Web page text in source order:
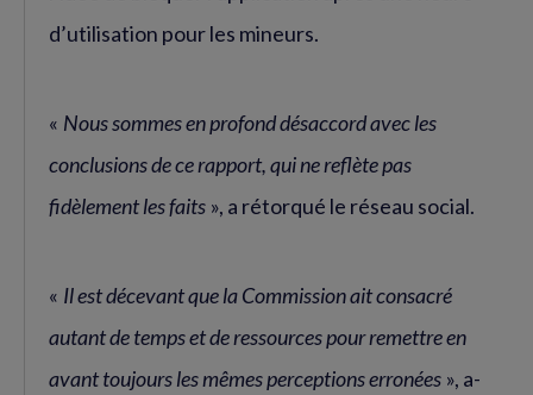
d’utilisation pour les mineurs.
« Nous sommes en profond désaccord avec les
conclusions de ce rapport, qui ne reflète pas
fidèlement les faits », a rétorqué le réseau social.
« Il est décevant que la Commission ait consacré
autant de temps et de ressources pour remettre en
avant toujours les mêmes perceptions erronées », a-